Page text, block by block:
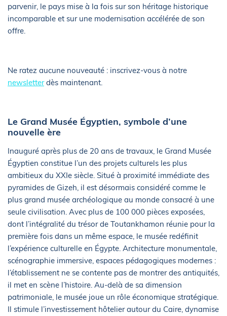
parvenir, le pays mise à la fois sur son héritage historique
incomparable et sur une modernisation accélérée de son
offre.
Ne ratez aucune nouveauté : inscrivez-vous à notre
newsletterdès maintenant.
Le Grand Musée Égyptien, symbole d’une
nouvelle ère
Inauguré après plus de 20 ans de travaux, le Grand Musée
Égyptien constitue l’un des projets culturels les plus
ambitieux du XXIe siècle. Situé à proximité immédiate des
pyramides de Gizeh, il est désormais considéré comme le
plus grand musée archéologique au monde consacré à une
seule civilisation. Avec plus de 100 000 pièces exposées,
dont l’intégralité du trésor de Toutankhamon réunie pour la
première fois dans un même espace, le musée redéfinit
l’expérience culturelle en Égypte. Architecture monumentale,
scénographie immersive, espaces pédagogiques modernes :
l’établissement ne se contente pas de montrer des antiquités,
il met en scène l’histoire. Au-delà de sa dimension
patrimoniale, le musée joue un rôle économique stratégique.
Il stimule l’investissement hôtelier autour du Caire, dynamise